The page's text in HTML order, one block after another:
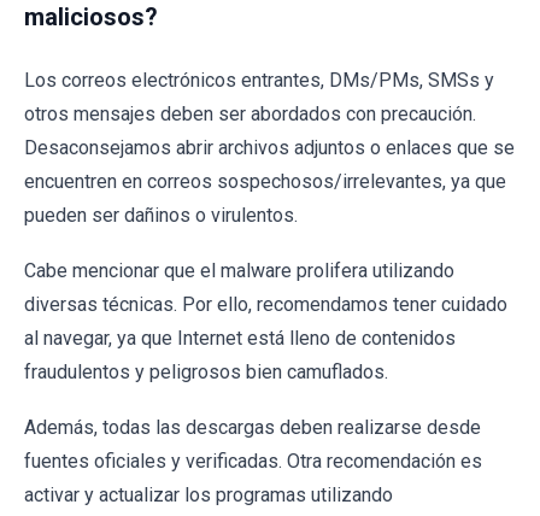
maliciosos?
Los correos electrónicos entrantes, DMs/PMs, SMSs y
otros mensajes deben ser abordados con precaución.
Desaconsejamos abrir archivos adjuntos o enlaces que se
encuentren en correos sospechosos/irrelevantes, ya que
pueden ser dañinos o virulentos.
Cabe mencionar que el malware prolifera utilizando
diversas técnicas. Por ello, recomendamos tener cuidado
al navegar, ya que Internet está lleno de contenidos
fraudulentos y peligrosos bien camuflados.
Además, todas las descargas deben realizarse desde
fuentes oficiales y verificadas. Otra recomendación es
activar y actualizar los programas utilizando